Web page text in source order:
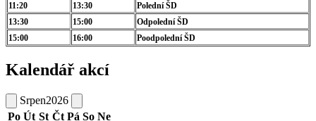
11:20
13:30
Polední ŠD
13:30
15:00
Odpolední ŠD
15:00
16:00 Poodpolední ŠD
Kalendář akcí
Srpen2026
Po Út St Čt Pá So Ne